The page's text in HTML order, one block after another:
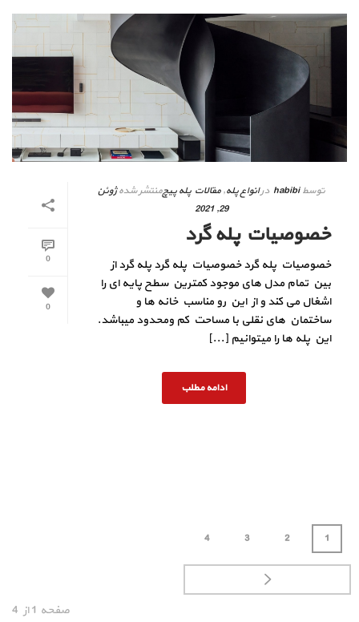
0
0
توسط habibi درانواع پله,مقالات پله پیچمنتشر شدهژوئن
29, 2021
خصوصیات پله گرد
خصوصیات پله گرد خصوصیات پله گرد پله گرد از
بین تمام مدل های موجود کمترین سطح پایه ای را
اشغال می کند و از این رو مناسب خانه ها و
ساختمان های نقلی با مساحت کم ومحدود میباشد.
این پله ها را میتوانیم [...]
ادامه مطلب
1
2
3
4
صفحه 1از 4